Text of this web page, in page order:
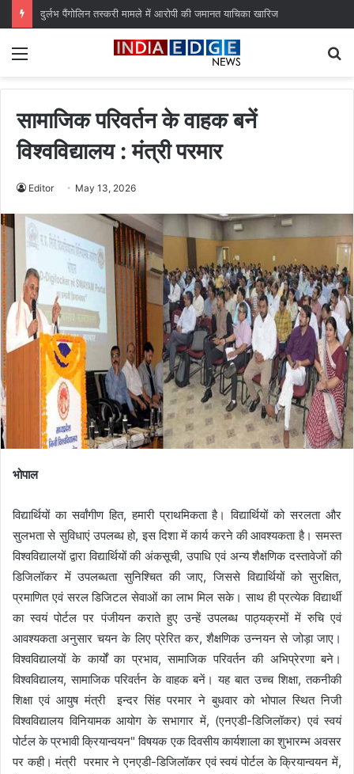
दुर्लभ पैंगोलिन तस्करी मामले में आरोपी की जमानत याचिका खारिज
Menu
सामाजिक परिवर्तन के वाहक बनें
विश्वविद्यालय : मंत्री परमार
Editor May 13, 2026
भोपाल
विद्यार्थियों का सर्वांगीण हित, हमारी प्राथमिकता है। विद्यार्थियों को सरलता और
सुलभता से सुविधाएं उपलब्ध हो, इस दिशा में कार्य करने की आवश्यकता है। समस्त
विश्वविद्यालयों द्वारा विद्यार्थियों की अंकसूची, उपाधि एवं अन्य शैक्षणिक दस्तावेजों की
डिजिलॉकर में उपलब्धता सुनिश्चित की जाए, जिससे विद्यार्थियों को सुरक्षित,
प्रमाणित एवं सरल डिजिटल सेवाओं का लाभ मिल सके। साथ ही प्रत्येक विद्यार्थी
का स्वयं पोर्टल पर पंजीयन कराते हुए उन्हें उपलब्ध पाठ्यक्रमों में रुचि एवं
आवश्यकता अनुसार चयन के लिए प्रेरित कर, शैक्षणिक उन्नयन से जोड़ा जाए।
विश्वविद्यालयों के कार्यों का प्रभाव, सामाजिक परिवर्तन की अभिप्रेरणा बने।
विश्वविद्यालय, सामाजिक परिवर्तन के वाहक बनें। यह बात उच्च शिक्षा, तकनीकी
शिक्षा एवं आयुष मंत्री इन्दर सिंह परमार ने बुधवार को भोपाल स्थित निजी
विश्वविद्यालय विनियामक आयोग के सभागार में, (एनएडी-डिजिलॉकर) एवं स्वयं
पोर्टल के प्रभावी क्रियान्वयन" विषयक एक दिवसीय कार्यशाला का शुभारम्भ अवसर
पर कही। मंत्री परमार ने एनएडी-डिजिलॉकर एवं स्वयं पोर्टल के क्रियान्वयन में,